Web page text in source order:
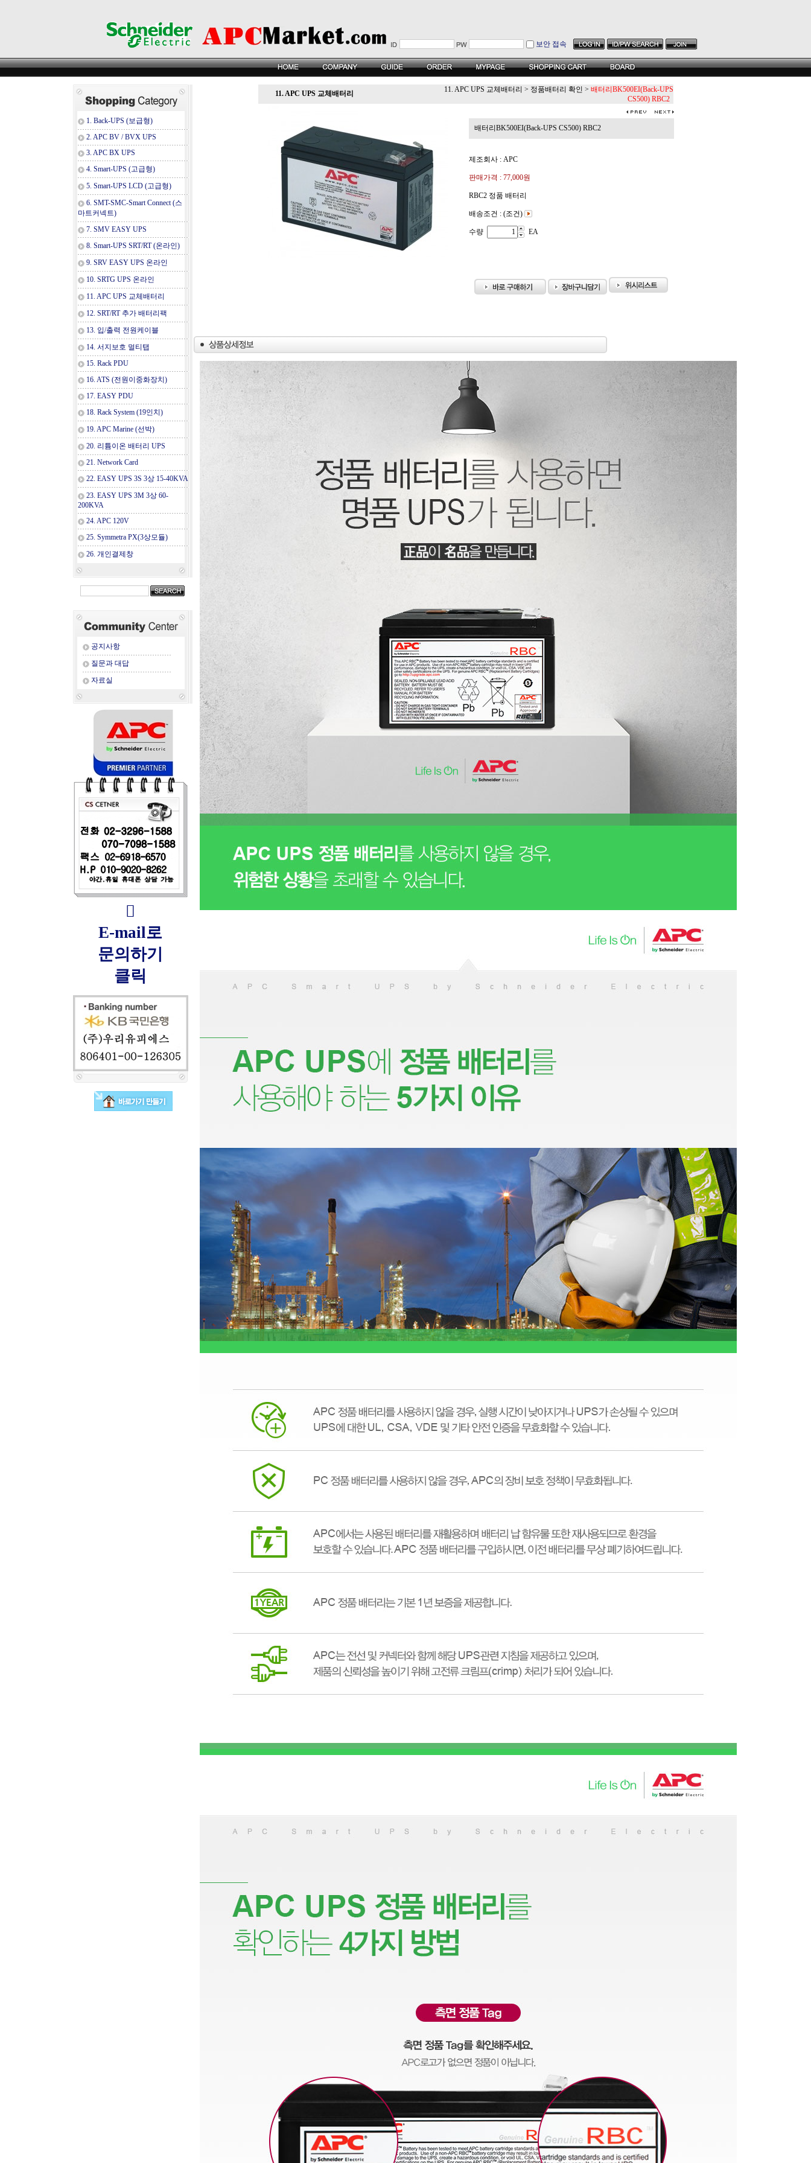
보안 접속
1. Back-UPS (보급형)
2. APC BV / BVX UPS
3. APC BX UPS
4. Smart-UPS (고급형)
5. Smart-UPS LCD (고급형)
6. SMT-SMC-Smart Connect (스
마트커넥트)
7. SMV EASY UPS
8. Smart-UPS SRT/RT (온라인)
9. SRV EASY UPS 온라인
10. SRTG UPS 온라인
11. APC UPS 교체배터리
12. SRT/RT 추가 배터리팩
13. 입/출력 전원케이블
14. 서지보호 멀티탭
15. Rack PDU
16. ATS (전원이중화장치)
17. EASY PDU
18. Rack System (19인치)
19. APC Marine (선박)
20. 리튬이온 배터리 UPS
21. Network Card
22. EASY UPS 3S 3상 15-40KVA
23. EASY UPS 3M 3상 60-
200KVA
24. APC 120V
25. Symmetra PX(3상모듈)
26. 개인결제창
공지사항
질문과 대답
자료실

E-mail로
문의하기
클릭
11. APC UPS 교체배터리 11. APC UPS 교체배터리 > 정품배터리 확인 > 배터리BK500EI(Back-UPS
CS500) RBC2
배터리BK500EI(Back-UPS CS500) RBC2
제조회사 : APC
판매가격 : 77,000원
RBC2 정품 배터리
배송조건 : (조건)
수량 EA